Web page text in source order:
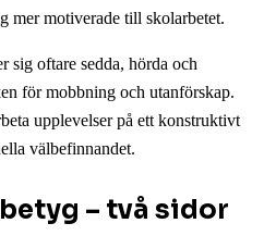
mer motiverade till skolarbetet.
sig oftare sedda, hörda och
för mobbning och utanförskap.
upplevelser på ett konstruktivt
välbefinnandet.
– två sidor